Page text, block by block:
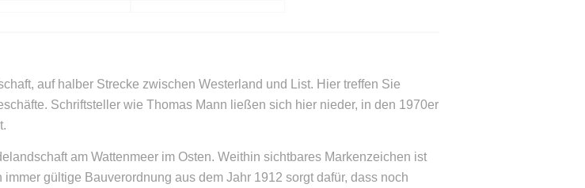
auf halber Strecke zwischen Westerland und List. Hier treffen Sie
Schriftsteller wie Thomas Mann ließen sich hier nieder, in den 1970er
am Wattenmeer im Osten. Weithin sichtbares Markenzeichen ist
gültige Bauverordnung aus dem Jahr 1912 sorgt dafür, dass noch